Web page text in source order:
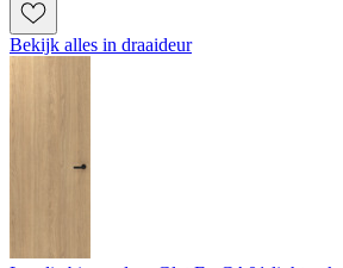
Bekijk alles in draaideur